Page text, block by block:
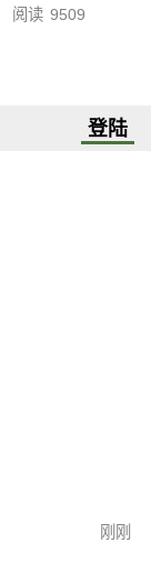
阅读 9509
登陆
刚刚